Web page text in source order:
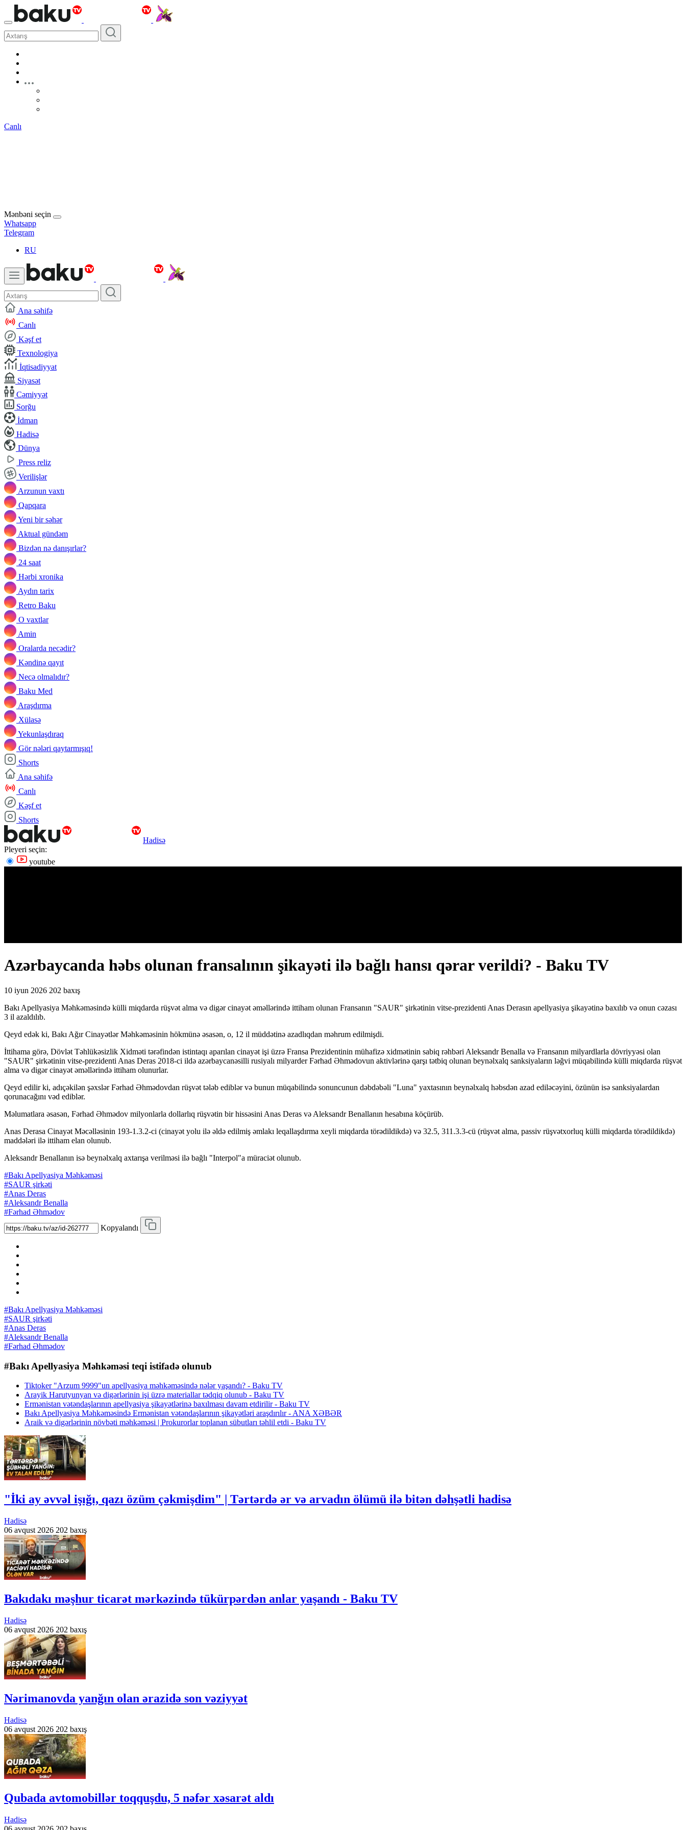
Canlı
Mənbəni seçin
Whatsapp
Telegram
RU
Ana səhifə
Canlı
Kəşf et
Texnologiya
İqtisadiyyat
Siyasət
Cəmiyyət
Sorğu
İdman
Hadisə
Dünya
Press reliz
Verilişlər
Arzunun vaxtı
Qapqara
Yeni bir səhər
Aktual gündəm
Bizdən nə danışırlar?
24 saat
Hərbi xronika
Aydın tarix
Retro Baku
O vaxtlar
Amin
Oralarda necədir?
Kəndinə qayıt
Necə olmalıdır?
Baku Med
Araşdırma
Xülasə
Yekunlaşdıraq
Gör nələri qaytarmışıq!
Shorts
Ana səhifə
Canlı
Kəşf et
Shorts
Hadisə
Pleyeri seçin:
youtube
Azərbaycanda həbs olunan fransalının şikayəti ilə bağlı hansı qərar verildi? - Baku TV
10 iyun 2026 202 baxış
Bakı Apellyasiya Məhkəməsində külli miqdarda rüşvət alma və digər cinayət əməllərində ittiham olunan Fransanın "SAUR" şirkətinin vitse-prezidenti Anas Derasın apellyasiya şikayətinə baxılıb və onun cəzası
3 il azaldılıb.
Qeyd edək ki, Bakı Ağır Cinayətlər Məhkəməsinin hökmünə əsasən, o, 12 il müddətinə azadlıqdan məhrum edilmişdi.
İttihama görə, Dövlət Təhlükəsizlik Xidməti tərəfindən istintaqı aparılan cinayət işi üzrə Fransa Prezidentinin mühafizə xidmətinin sabiq rəhbəri Aleksandr Benalla və Fransanın milyardlarla dövriyyəsi olan
"SAUR" şirkətinin vitse-prezidenti Anas Deras 2018-ci ildə azərbaycanəsilli rusiyalı milyarder Fərhad Əhmədovun aktivlərinə qarşı tətbiq olunan beynəlxalq sanksiyaların ləğvi müqabilində külli miqdarda rüşvət
alma və digər cinayət əməllərində ittiham olunurlar.
Qeyd edilir ki, adıçəkilən şəxslər Fərhad Əhmədovdan rüşvət tələb ediblər və bunun müqabilində sonuncunun dəbdəbəli "Luna" yaxtasının beynəlxalq həbsdən azad ediləcəyini, özünün isə sanksiyalardan
qorunacağını vəd ediblər.
Məlumatlara əsasən, Fərhad Əhmədov milyonlarla dollarlıq rüşvətin bir hissəsini Anas Deras və Aleksandr Benallanın hesabına köçürüb.
Anas Derasa Cinayət Məcəlləsinin 193-1.3.2-ci (cinayət yolu ilə əldə edilmiş əmlakı leqallaşdırma xeyli miqdarda törədildikdə) və 32.5, 311.3.3-cü (rüşvət alma, passiv rüşvətxorluq külli miqdarda törədildikdə)
maddələri ilə ittiham elan olunub.
Aleksandr Benallanın isə beynəlxalq axtarışa verilməsi ilə bağlı "Interpol"a müraciət olunub.
#Bakı Apellyasiya Məhkəməsi
#SAUR şirkəti
#Anas Deras
#Aleksandr Benalla
#Fərhad Əhmədov
Kopyalandı
#Bakı Apellyasiya Məhkəməsi
#SAUR şirkəti
#Anas Deras
#Aleksandr Benalla
#Fərhad Əhmədov
#Bakı Apellyasiya Məhkəməsi teqi istifadə olunub
Tiktoker "Arzum 9999"un apellyasiya məhkəməsində nələr yaşandı? - Baku TV
Arayik Harutyunyan və digərlərinin işi üzrə materiallar tədqiq olunub - Baku TV
Ermənistan vətəndaşlarının apellyasiya şikayətlərinə baxılması davam etdirilir - Baku TV
Bakı Apellyasiya Məhkəməsində Ermənistan vətəndaşlarının şikayətləri araşdırılır - ANA XƏBƏR
Araik və digərlərinin növbəti məhkəməsi | Prokurorlar toplanan sübutları təhlil etdi - Baku TV
"İki ay əvvəl işığı, qazı özüm çəkmişdim" | Tərtərdə ər və arvadın ölümü ilə bitən dəhşətli hadisə
Hadisə
06 avqust 2026 202 baxış
Bakıdakı məşhur ticarət mərkəzində tükürpərdən anlar yaşandı - Baku TV
Hadisə
06 avqust 2026 202 baxış
Nərimanovda yanğın olan ərazidə son vəziyyət
Hadisə
06 avqust 2026 202 baxış
Qubada avtomobillər toqquşdu, 5 nəfər xəsarət aldı
Hadisə